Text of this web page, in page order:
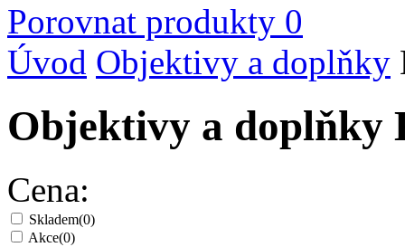
Porovnat produkty 0
Úvod Objektivy a doplňky
Objektivy a
Cena:
Skladem(0)
Akce(0)